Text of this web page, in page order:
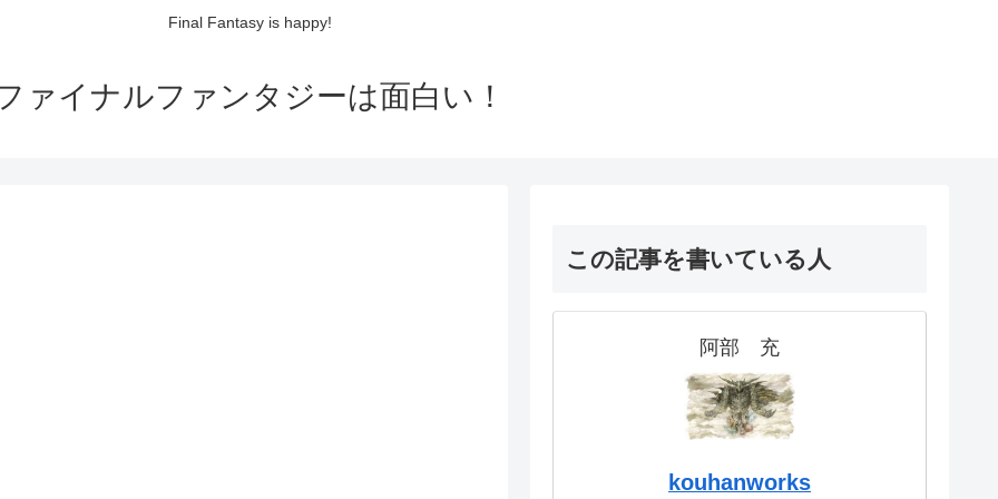
Final Fantasy is happy!
ァイナルファンタジーは面白い！
この記事を書いている人
阿部 充
kouhanworks